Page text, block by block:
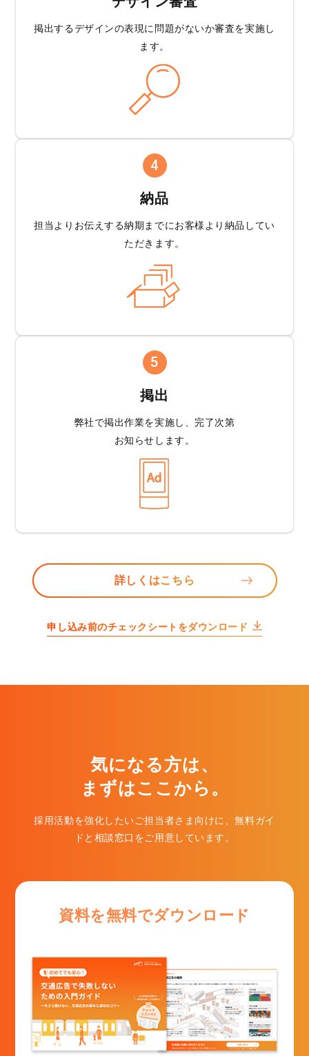
掲出するデザインの表現に問題がないか審査を実施し
ます。
4
納品
担当よりお伝えする納期までにお客様より 納品してい
ただきます。
5
掲出
弊社で掲出作業を実施し、完了次第
お知らせします。
詳しくはこちら
申し込み前のチェックシートをダウンロード
気になる方は、
まずはここから。
採用活動を強化したいご担当者さま向けに、無料ガイ
ドと相談窓口をご用意しています。
資料を無料でダウンロード